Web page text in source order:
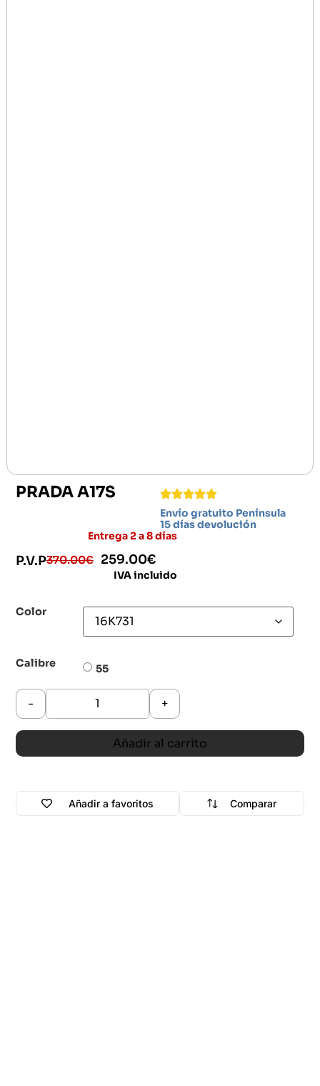
PRADA A17S
Envío gratuito Península
15 días devolución
Entrega 2 a 8 días
P.V.P370.00€ 259.00€
IVA incluido
Color
Calibre 55
- +
Añadir al carrito
Añadir a favoritos Comparar